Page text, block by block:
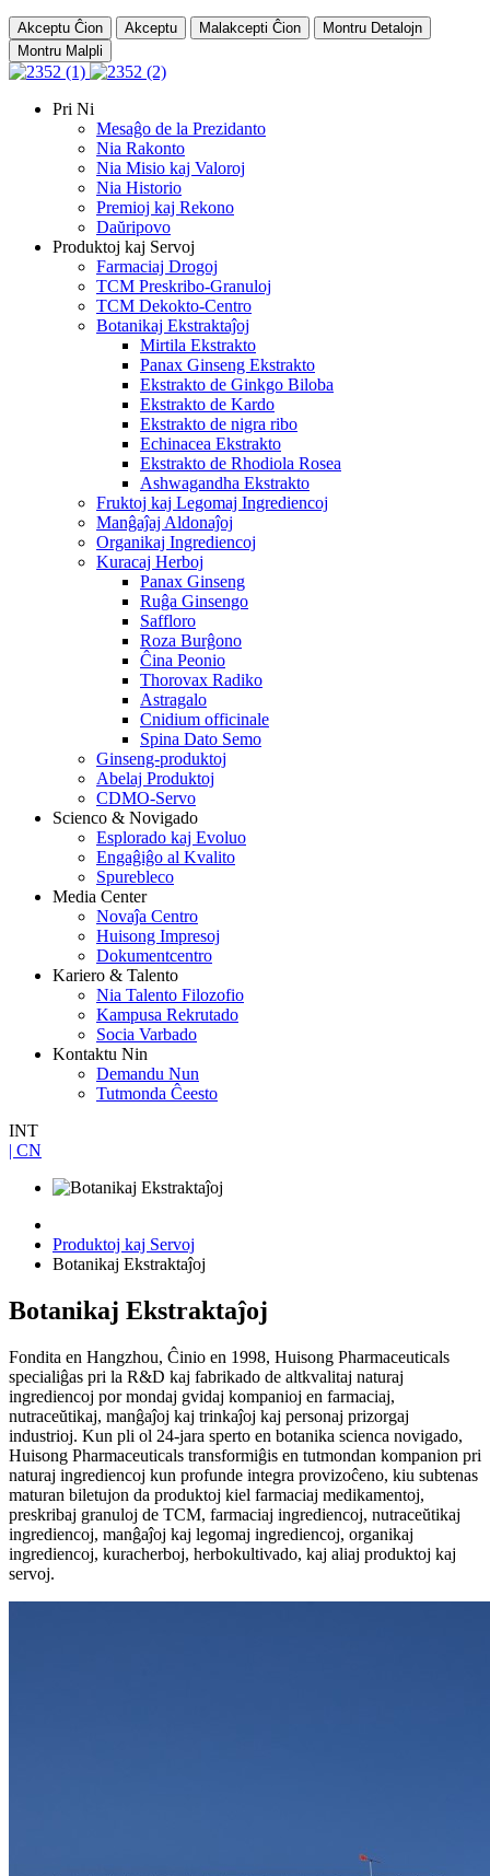
Akceptu Ĉion Akceptu Malakcepti Ĉion
Montru Detalojn
Montru Malpli
Pri Ni
Mesaĝo de la Prezidanto
Nia Rakonto
Nia Misio kaj Valoroj
Nia Historio
Premioj kaj Rekono
Daŭripovo
Produktoj kaj Servoj
Farmaciaj Drogoj
TCM Preskribo-Granuloj
TCM Dekokto-Centro
Botanikaj Ekstraktaĵoj
Mirtila Ekstrakto
Panax Ginseng Ekstrakto
Ekstrakto de Ginkgo Biloba
Ekstrakto de Kardo
Ekstrakto de nigra ribo
Echinacea Ekstrakto
Ekstrakto de Rhodiola Rosea
Ashwagandha Ekstrakto
Fruktoj kaj Legomaj Ingrediencoj
Manĝaĵaj Aldonaĵoj
Organikaj Ingrediencoj
Kuracaj Herboj
Panax Ginseng
Ruĝa Ginsengo
Saffloro
Roza Burĝono
Ĉina Peonio
Thorovax Radiko
Astragalo
Cnidium officinale
Spina Dato Semo
Ginseng-produktoj
Abelaj Produktoj
CDMO-Servo
Scienco & Novigado
Esplorado kaj Evoluo
Engaĝiĝo al Kvalito
Spurebleco
Media Center
Novaĵa Centro
Huisong Impresoj
Dokumentcentro
Kariero & Talento
Nia Talento Filozofio
Kampusa Rekrutado
Socia Varbado
Kontaktu Nin
Demandu Nun
Tutmonda Ĉeesto
INT
| CN
Produktoj kaj Servoj
Botanikaj Ekstraktaĵoj
Botanikaj Ekstraktaĵoj
Fondita en Hangzhou, Ĉinio en 1998, Huisong Pharmaceuticals
specialiĝas pri la R&D kaj fabrikado de altkvalitaj naturaj
ingrediencoj por mondaj gvidaj kompanioj en farmaciaj,
nutraceŭtikaj, manĝaĵoj kaj trinkaĵoj kaj personaj prizorgaj
industrioj. Kun pli ol 24-jara sperto en botanika scienca novigado,
Huisong Pharmaceuticals transformiĝis en tutmondan kompanion pri
naturaj ingrediencoj kun profunde integra provizoĉeno, kiu subtenas
maturan biletujon da produktoj kiel farmaciaj medikamentoj,
preskribaj granuloj de TCM, farmaciaj ingrediencoj, nutraceŭtikaj
ingrediencoj, manĝaĵoj kaj legomaj ingrediencoj, organikaj
ingrediencoj, kuracherboj, herbokultivado, kaj aliaj produktoj kaj
servoj.